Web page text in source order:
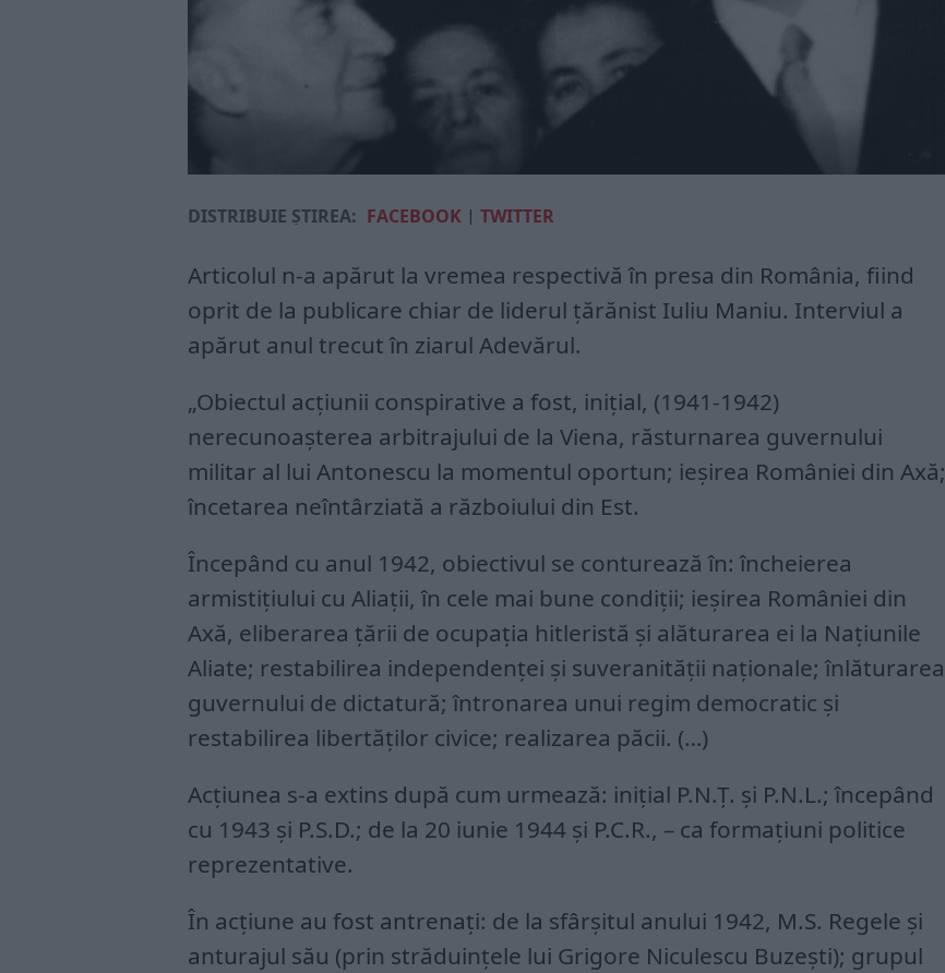
DISTRIBUIE ȘTIREA: FACEBOOK | TWITTER
Articolul n-a apărut la vremea respectivă în presa din România, fiind
oprit de la publicare chiar de liderul țărănist Iuliu Maniu. Interviul a
apărut anul trecut în ziarul Adevărul.
„Obiectul acțiunii conspirative a fost, inițial, (1941-1942)
nerecunoașterea arbitrajului de la Viena, răsturnarea guvernului
militar al lui Antonescu la momentul oportun; ieșirea României din Axă;
încetarea neîntârziată a războiului din Est.
Începând cu anul 1942, obiectivul se conturează în: încheierea
armistițiului cu Aliații, în cele mai bune condiții; ieșirea României din
Axă, eliberarea țării de ocupația hitleristă și alăturarea ei la Națiunile
Aliate; restabilirea independenței și suveranității naționale; înlăturarea
guvernului de dictatură; întronarea unui regim democratic și
restabilirea libertăților civice; realizarea păcii. (…)
Acțiunea s-a extins după cum urmează: inițial P.N.Ț. și P.N.L.; începând
cu 1943 și P.S.D.; de la 20 iunie 1944 și P.C.R., – ca formațiuni politice
reprezentative.
În acțiune au fost antrenați: de la sfârșitul anului 1942, M.S. Regele și
anturajul său (prin străduințele lui Grigore Niculescu Buzești); grupul